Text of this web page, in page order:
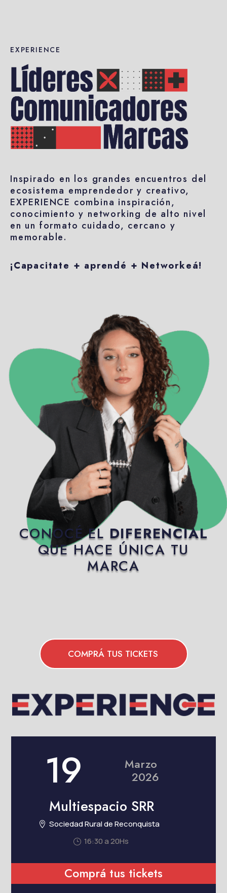
EXPERIENCE
Inspirado en los grandes encuentros del
ecosistema emprendedor y creativo,
EXPERIENCE combina inspiración,
conocimiento y networking de alto nivel
en un formato cuidado, cercano y
memorable.
¡Capacitate + aprendé + Networkeá!
CONOCÉ EL DIFERENCIAL
QUE HACE ÚNICA TU
MARCA
COMPRÁ TUS TICKETS
19
Marzo
2026
Multiespacio SRR
 Sociedad Rural de Reconquista
} 16:30 a 20Hs
Comprá tus tickets